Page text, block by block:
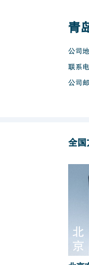
青
公司
联系
公司
全国
北
京